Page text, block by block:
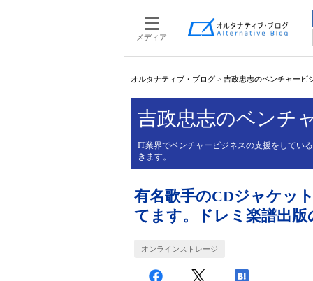
メディア
オルタナティブ・ブログ > 吉政忠志のベンチャービ
吉政忠志のベンチ
IT業界でベンチャービジネスの支援をしてい
きます。
有名歌手のCDジャケッ
てます。ドレミ楽譜出版
オンラインストレージ